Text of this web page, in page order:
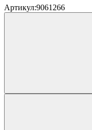
Артикул:9061266